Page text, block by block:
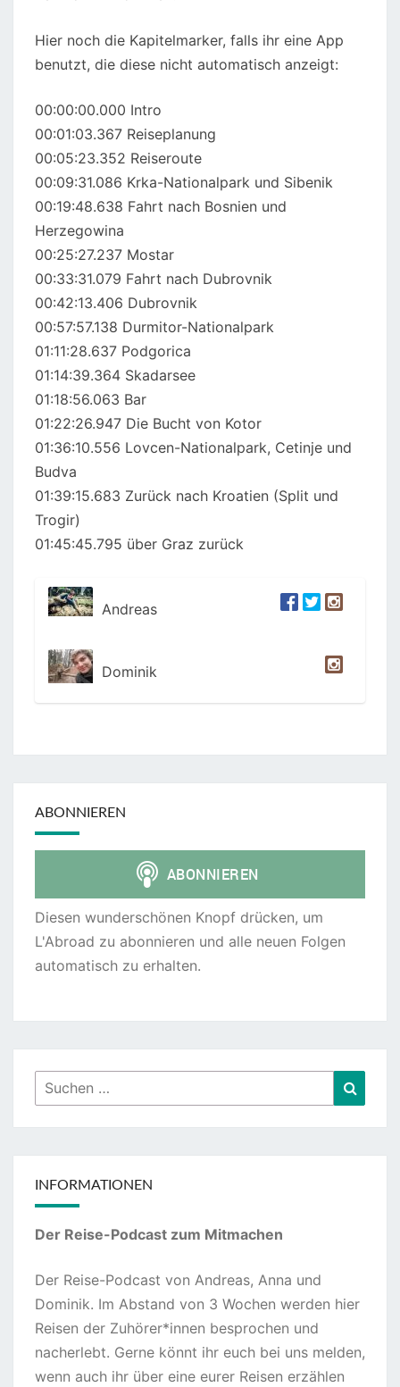
Hier noch die Kapitelmarker, falls ihr eine App
benutzt, die diese nicht automatisch anzeigt:
00:00:00.000 Intro
00:01:03.367 Reiseplanung
00:05:23.352 Reiseroute
00:09:31.086 Krka-Nationalpark und Sibenik
00:19:48.638 Fahrt nach Bosnien und
Herzegowina
00:25:27.237 Mostar
00:33:31.079 Fahrt nach Dubrovnik
00:42:13.406 Dubrovnik
00:57:57.138 Durmitor-Nationalpark
01:11:28.637 Podgorica
01:14:39.364 Skadarsee
01:18:56.063 Bar
01:22:26.947 Die Bucht von Kotor
01:36:10.556 Lovcen-Nationalpark, Cetinje und
Budva
01:39:15.683 Zurück nach Kroatien (Split und
Trogir)
01:45:45.795 über Graz zurück
Andreas
Dominik
ABONNIEREN
Diesen wunderschönen Knopf drücken, um
L'Abroad zu abonnieren und alle neuen Folgen
automatisch zu erhalten.
Suchen
nach:
INFORMATIONEN
Der Reise-Podcast zum Mitmachen
Der Reise-Podcast von Andreas, Anna und
Dominik. Im Abstand von 3 Wochen werden hier
Reisen der Zuhörer*innen besprochen und
nacherlebt. Gerne könnt ihr euch bei uns melden,
wenn auch ihr über eine eurer Reisen erzählen